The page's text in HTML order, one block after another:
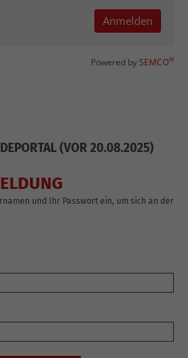
(VOR 20.08.2025)
und Ihr Passwort ein, um sich an der